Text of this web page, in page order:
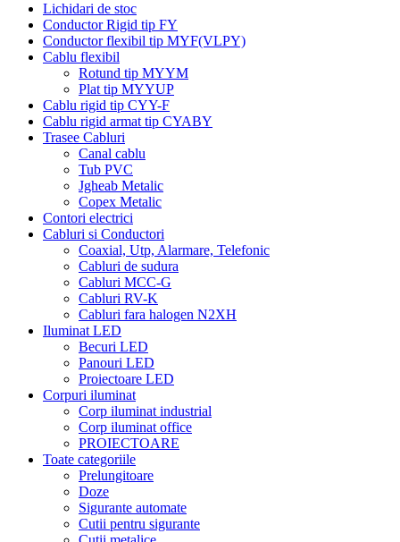
Lichidari de stoc
Conductor Rigid tip FY
Conductor flexibil tip MYF(VLPY)
Cablu flexibil
Rotund tip MYYM
Plat tip MYYUP
Cablu rigid tip CYY-F
Cablu rigid armat tip CYABY
Trasee Cabluri
Canal cablu
Tub PVC
Jgheab Metalic
Copex Metalic
Contori electrici
Cabluri si Conductori
Coaxial, Utp, Alarmare, Telefonic
Cabluri de sudura
Cabluri MCC-G
Cabluri RV-K
Cabluri fara halogen N2XH
Iluminat LED
Becuri LED
Panouri LED
Proiectoare LED
Corpuri iluminat
Corp iluminat industrial
Corp iluminat office
PROIECTOARE
Toate categoriile
Prelungitoare
Doze
Sigurante automate
Cutii pentru sigurante